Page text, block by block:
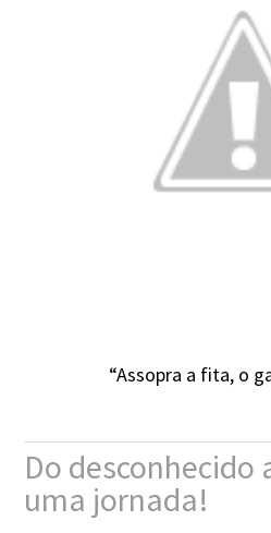
“Assopra a fita, o
Do desconhecido
uma jornada!